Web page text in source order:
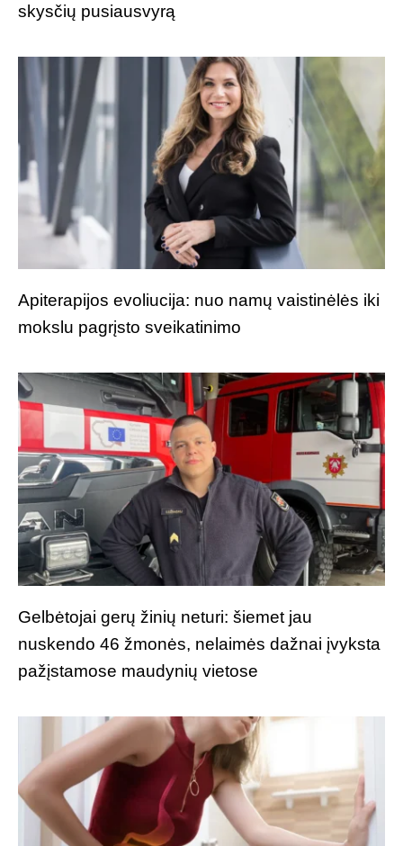
skysčių pusiausvyrą
Apiterapijos evoliucija: nuo namų vaistinėlės iki
mokslu pagrįsto sveikatinimo
Gelbėtojai gerų žinių neturi: šiemet jau
nuskendo 46 žmonės, nelaimės dažnai įvyksta
pažįstamose maudynių vietose